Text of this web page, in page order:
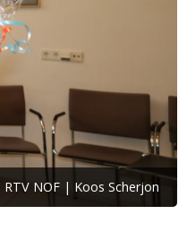
RTV NOF | Koos Scherjon